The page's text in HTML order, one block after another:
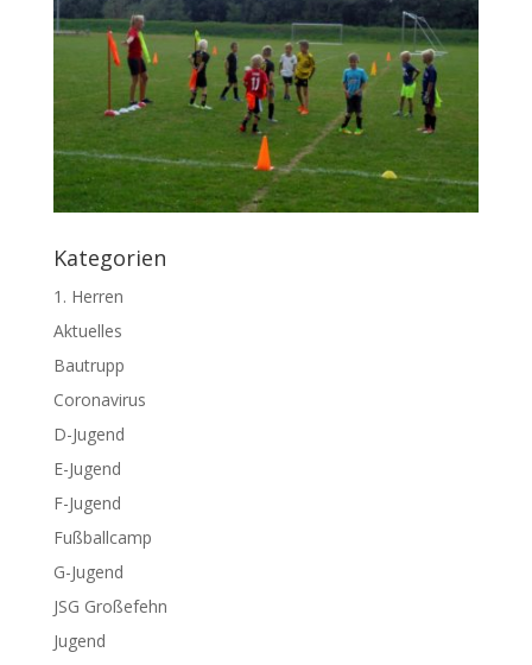
Kategorien
1. Herren
Aktuelles
Bautrupp
Coronavirus
D-Jugend
E-Jugend
F-Jugend
Fußballcamp
G-Jugend
JSG Großefehn
Jugend